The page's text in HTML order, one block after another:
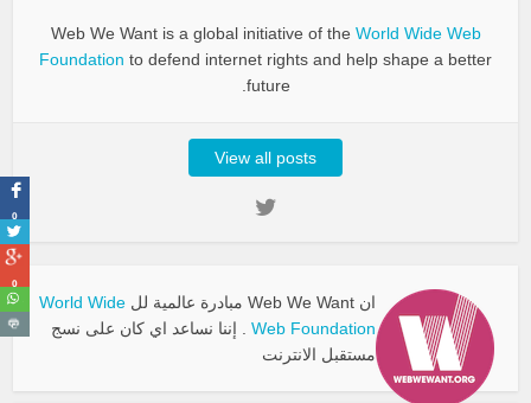
Web We Want is a global initiative of the World Wide Web
Foundation to defend internet rights and help shape a better
future.
View all posts
ان Web We Want مبادرة عالمية لل
World Wide
Web Foundation . إننا نساعد اي كان على نسج
مستقبل الانترنت
0
0